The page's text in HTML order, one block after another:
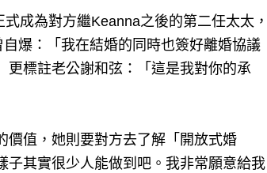
成為對方繼Keanna之後的第二任太太，
爆：「我在結婚的同時也簽好離婚協議
更標註老公謝和弦：「這是我對你的承
價值，她則要對方去了解「開放式婚
其實很少人能做到吧。我非常願意給我